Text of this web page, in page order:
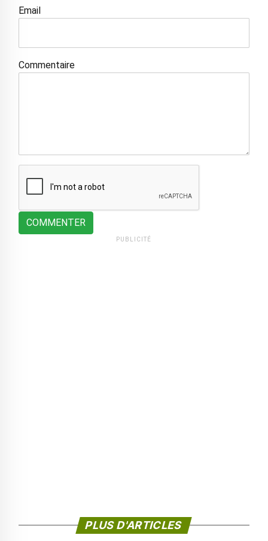
Email
Commentaire
COMMENTER
PUBLICITÉ
PLUS D'ARTICLES